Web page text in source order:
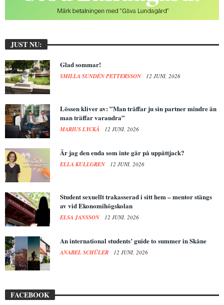
JUST NU:
Glad sommar!
SMILLA SUNDÉN PETTERSSON 12 JUNI, 2026
Lössen kliver av: ”Man träffar ju sin partner mindre än
man träffar varandra”
MARIUS LYCKÅ 12 JUNI, 2026
Är jag den enda som inte går på uppåttjack?
ELLA KULLGREN 12 JUNI, 2026
Student sexuellt trakasserad i sitt hem – mentor stängs
av vid Ekonomihögskolan
ELSA JANSSON 12 JUNI, 2026
An international students’ guide to summer in Skåne
ANABEL SCHÜLER 12 JUNI, 2026
FACEBOOK